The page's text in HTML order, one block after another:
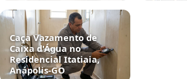
Caça Vazamento de
Caixa d'Água no
Residencial Itatiaia,
Anápolis‑GO